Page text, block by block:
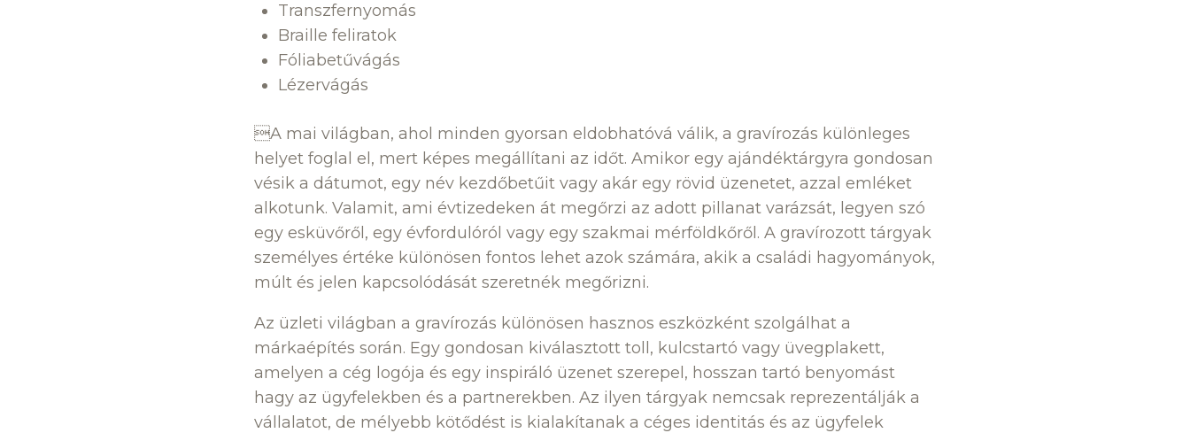
Transzfernyomás
Braille feliratok
Fóliabetűvágás
Lézervágás
A mai világban, ahol minden gyorsan eldobhatóvá válik, a gravírozás különleges
helyet foglal el, mert képes megállítani az időt. Amikor egy ajándéktárgyra gondosan
vésik a dátumot, egy név kezdőbetűit vagy akár egy rövid üzenetet, azzal emléket
alkotunk. Valamit, ami évtizedeken át megőrzi az adott pillanat varázsát, legyen szó
egy esküvőről, egy évfordulóról vagy egy szakmai mérföldkőről. A gravírozott tárgyak
személyes értéke különösen fontos lehet azok számára, akik a családi hagyományok,
múlt és jelen kapcsolódását szeretnék megőrizni.
Az üzleti világban a gravírozás különösen hasznos eszközként szolgálhat a
márkaépítés során. Egy gondosan kiválasztott toll, kulcstartó vagy üvegplakett,
amelyen a cég logója és egy inspiráló üzenet szerepel, hosszan tartó benyomást
hagy az ügyfelekben és a partnerekben. Az ilyen tárgyak nemcsak reprezentálják a
vállalatot, de mélyebb kötődést is kialakítanak a céges identitás és az ügyfelek